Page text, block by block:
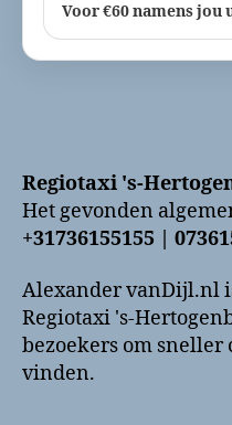
Voor €60 namens jou
Regiotaxi 's-
Het gevonden
+31736155155 |
Alexander vanDijl.nl
Regiotaxi 's-
bezoekers om
vinden.